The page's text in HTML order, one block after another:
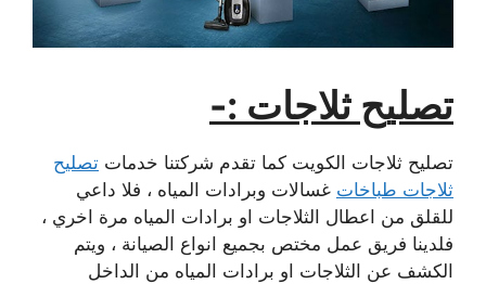
تصليح ثلاجات :-
تصليح ثلاجات الكويت كما تقدم شركتنا خدمات تصليح
ثلاجات طباخات غسالات وبرادات المياه ، فلا داعي
للقلق من اعطال الثلاجات او برادات المياه مرة اخري ،
فلدينا فريق عمل مختص بجميع انواع الصيانة ، ويتم
الكشف عن الثلاجات او برادات المياه من الداخل